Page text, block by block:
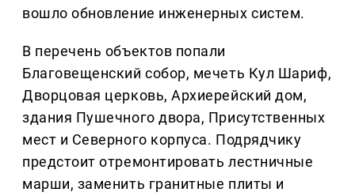
вошло обновление инженерных систем.
В перечень объектов попали
Благовещенский собор, мечеть Кул Шариф,
Дворцовая церковь, Архиерейский дом,
здания Пушечного двора, Присутственных
мест и Северного корпуса. Подрядчику
предстоит отремонтировать лестничные
марши, заменить гранитные плиты и